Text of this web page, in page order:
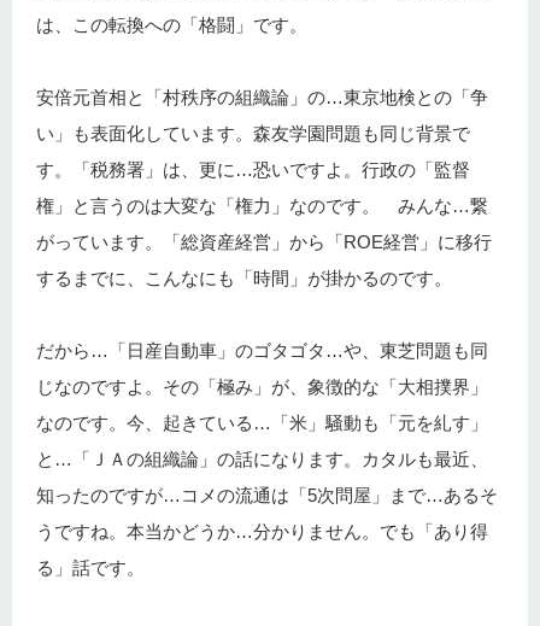
は、この転換への「格闘」です。
安倍元首相と「村秩序の組織論」の…東京地検との「争
い」も表面化しています。森友学園問題も同じ背景で
す。「税務署」は、更に…恐いですよ。行政の「監督
権」と言うのは大変な「権力」なのです。 みんな…繋
がっています。「総資産経営」から「ROE経営」に移行
するまでに、こんなにも「時間」が掛かるのです。
だから…「日産自動車」のゴタゴタ…や、東芝問題も同
じなのですよ。その「極み」が、象徴的な「大相撲界」
なのです。今、起きている…「米」騒動も「元を糺す」
と…「ＪＡの組織論」の話になります。カタルも最近、
知ったのですが…コメの流通は「5次問屋」まで…あるそ
うですね。本当かどうか…分かりません。でも「あり得
る」話です。